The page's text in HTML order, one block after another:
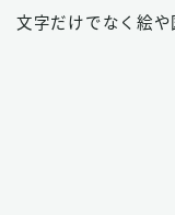
文字だけでなく絵や